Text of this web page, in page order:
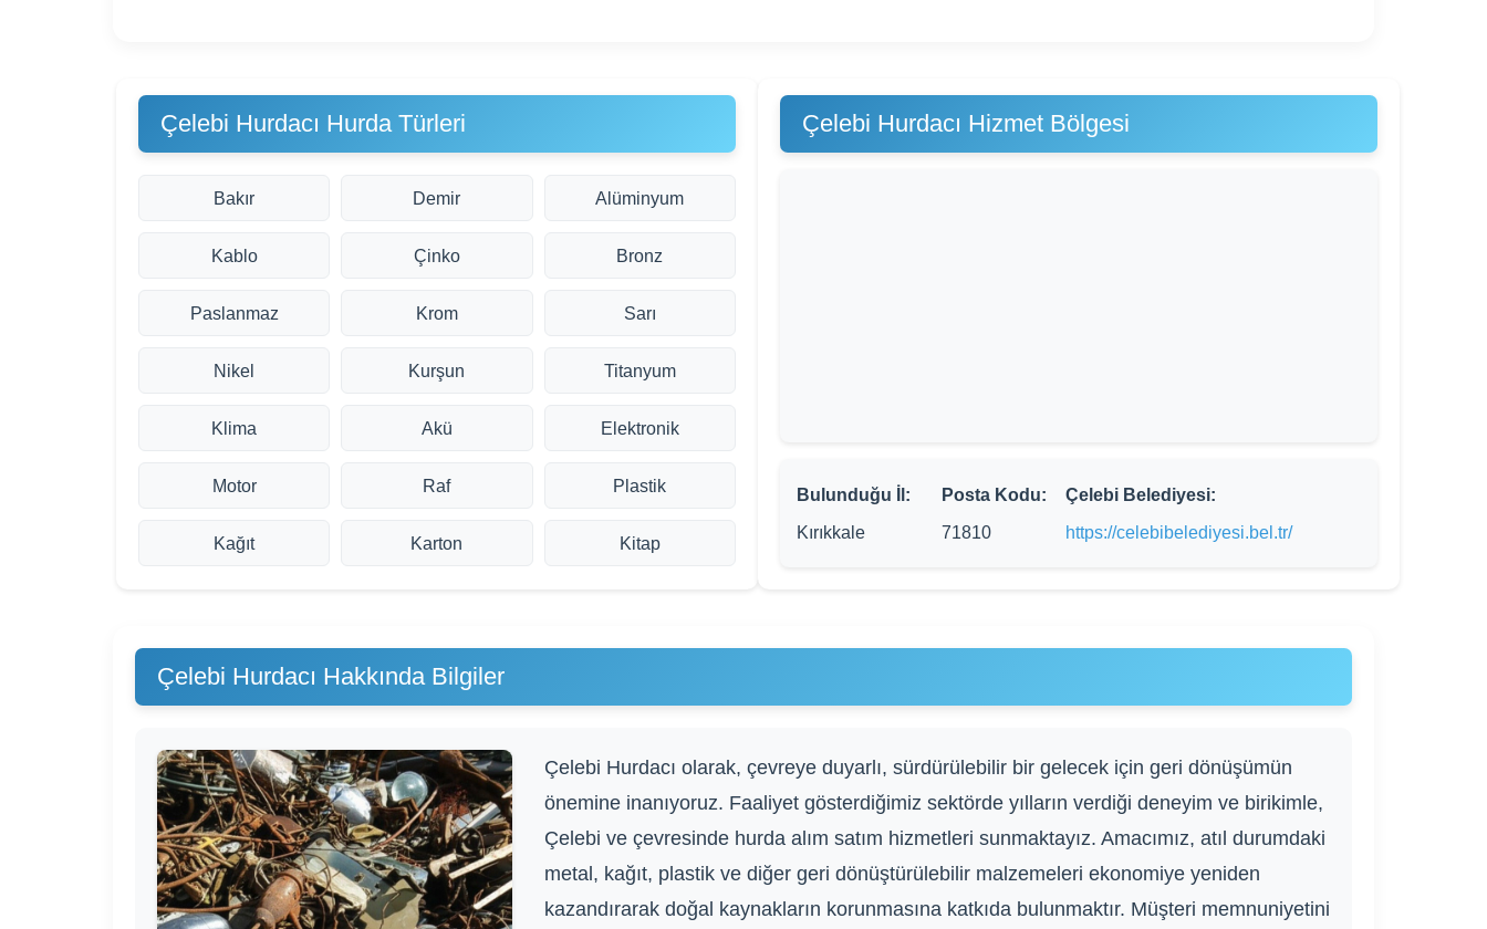
Çelebi Hurdacı Hurda Türleri
Bakır Demir Alüminyum
Kablo Çinko Bronz
Paslanmaz Krom Sarı
Nikel Kurşun Titanyum
Klima Akü Elektronik
Motor Raf Plastik
Kağıt Karton Kitap
Çelebi Hurdacı Hizmet Bölgesi
Bulunduğu İl:
Kırıkkale
Posta Kodu:
71810
Çelebi Belediyesi:
https://celebibelediyesi.bel.tr/
Çelebi Hurdacı Hakkında Bilgiler
Çelebi Hurdacı olarak, çevreye duyarlı, sürdürülebilir bir gelecek için geri dönüşümün
önemine inanıyoruz. Faaliyet gösterdiğimiz sektörde yılların verdiği deneyim ve birikimle,
Çelebi ve çevresinde hurda alım satım hizmetleri sunmaktayız. Amacımız, atıl durumdaki
metal, kağıt, plastik ve diğer geri dönüştürülebilir malzemeleri ekonomiye yeniden
kazandırarak doğal kaynakların korunmasına katkıda bulunmaktır. Müşteri memnuniyetini